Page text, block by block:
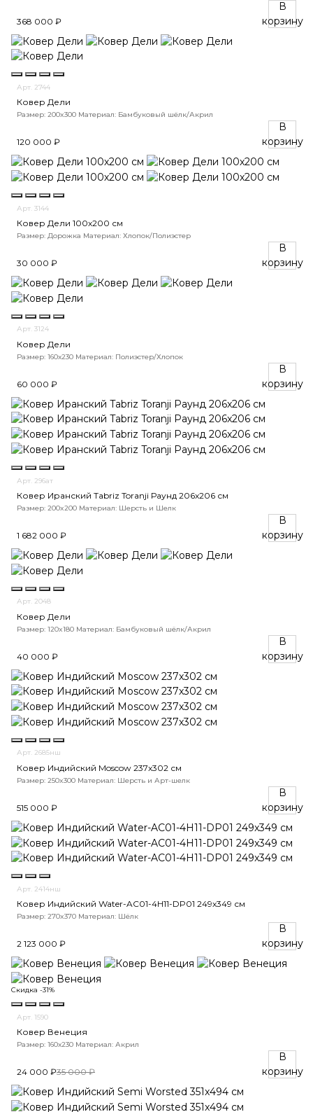
368 000 ₽
В
корзину
Арт. 2744
Ковер Дели
Размер: 200x300 Материал: Бамбуковый шёлк/Акрил
120 000 ₽
В
корзину
Арт. 3144
Ковер Дели 100х200 см
Размер: Дорожка Материал: Хлопок/Полиэстер
30 000 ₽
В
корзину
Арт. 3124
Ковер Дели
Размер: 160х230 Материал: Полиэстер/Хлопок
60 000 ₽
В
корзину
Арт. 296ат
Ковер Иранский Tabriz Toranji Раунд 206x206 см
Размер: 200x200 Материал: Шерсть и Шелк
1 682 000 ₽
В
корзину
Арт. 2048
Ковер Дели
Размер: 120x180 Материал: Бамбуковый шёлк/Акрил
40 000 ₽
В
корзину
Арт. 2685нш
Ковер Индийский Moscow 237x302 см
Размер: 250x300 Материал: Шерсть и Арт-шелк
515 000 ₽
В
корзину
Арт. 2414нш
Ковер Индийский Water-AC01-4H11-DP01 249x349 см
Размер: 270x370 Материал: Шёлк
2 123 000 ₽
В
корзину
Скидка -31%
Арт. 1590
Ковер Венеция
Размер: 160х230 Материал: Акрил
24 000 ₽35 000 ₽
В
корзину